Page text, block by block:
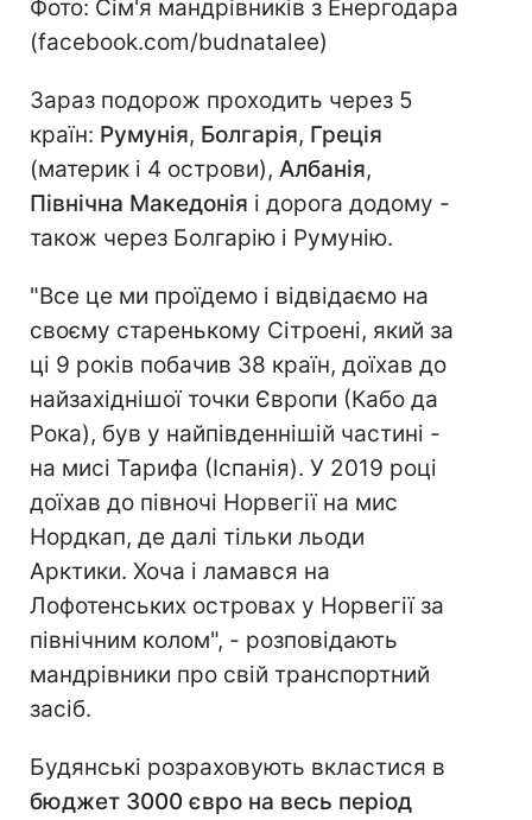
Фото: Сім'я мандрівників з Енергодара
(facebook.com/budnatalee)
Зараз подорож проходить через 5
країн: Румунія, Болгарія, Греція
(материк і 4 острови), Албанія,
Північна Македонія і дорога додому -
також через Болгарію і Румунію.
"Все це ми проїдемо і відвідаємо на
своєму старенькому Сітроені, який за
ці 9 років побачив 38 країн, доїхав до
найзахіднішої точки Європи (Кабо да
Рока), був у найпівденнішій частині -
на мисі Тарифа (Іспанія). У 2019 році
доїхав до півночі Норвегії на мис
Нордкап, де далі тільки льоди
Арктики. Хоча і ламався на
Лофотенських островах у Норвегії за
північним колом", - розповідають
мандрівники про свій транспортний
засіб.
Будянські розраховують вкластися в
бюджет 3000 євро на весь період